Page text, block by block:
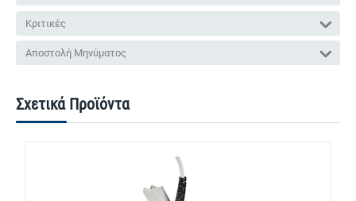
Κριτικές
Αποστολή Μηνύματος
Σχετικά Προϊόντα